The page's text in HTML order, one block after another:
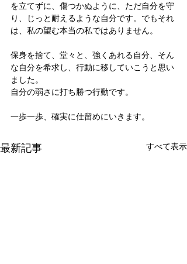
を立てずに、傷つかぬように、ただ自分を守
り、じっと耐えるような自分です。でもそれ
は、私の望む本当の私ではありません。
保身を捨て、堂々と、強くあれる自分、そん
な自分を希求し、行動に移していこうと思い
ました。
自分の弱さに打ち勝つ行動です。
一歩一歩、確実に仕留めにいきます。
最新記事 すべて表示